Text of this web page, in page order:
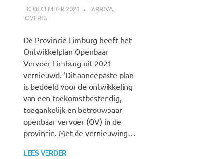
30 DECEMBER 2024 SPOORZOEKER
ARRIVA,
OVERIG
De Provincie Limburg heeft het
Ontwikkelplan Openbaar
Vervoer Limburg uit 2021
vernieuwd. ‘Dit aangepaste plan
is bedoeld voor de ontwikkeling
van een toekomstbestendig,
toegankelijk en betrouwbaar
openbaar vervoer (OV) in de
provincie. Met de vernieuwing…
LEES VERDER